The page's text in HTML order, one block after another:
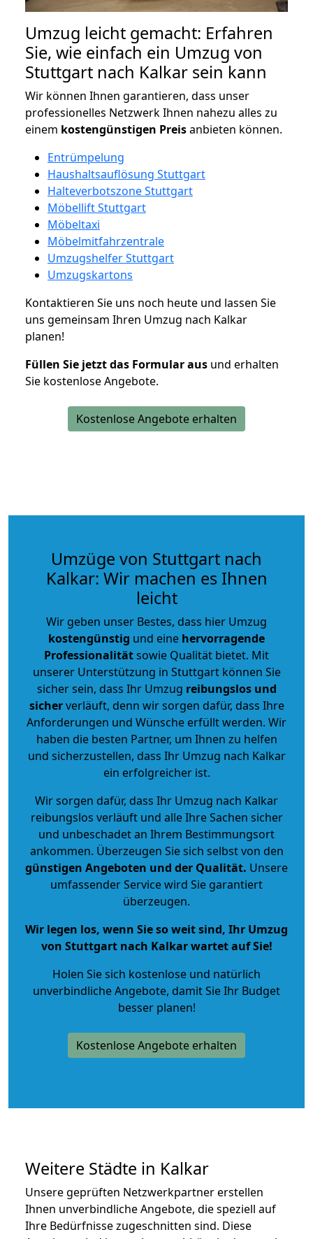
Umzug leicht gemacht: Erfahren
Sie, wie einfach ein Umzug von
Stuttgart nach Kalkar sein kann
Wir können Ihnen garantieren, dass unser
professionelles Netzwerk Ihnen nahezu alles zu
einem kostengünstigen Preisanbieten können.
Entrümpelung
Haushaltsauflösung Stuttgart
Halteverbotszone Stuttgart
Möbellift Stuttgart
Möbeltaxi
Möbelmitfahrzentrale
Umzugshelfer Stuttgart
Umzugskartons
Kontaktieren Sie uns noch heute und lassen Sie
uns gemeinsam Ihren Umzug nach Kalkar
planen!
Füllen Sie jetzt das Formular aus und erhalten
Sie kostenlose Angebote.
Kostenlose Angebote erhalten
Umzüge von Stuttgart nach
Kalkar: Wir machen es Ihnen
leicht
Wir geben unser Bestes, dass hier Umzug
kostengünstig und eine hervorragende
Professionalitätsowie Qualität bietet. Mit
unserer Unterstützung in Stuttgart können Sie
sicher sein, dass Ihr Umzug reibungslos und
sicherverläuft, denn wir sorgen dafür, dass Ihre
Anforderungen und Wünsche erfüllt werden. Wir
haben die besten Partner, um Ihnen zu helfen
und sicherzustellen, dass Ihr Umzug nach Kalkar
ein erfolgreicher ist.
Wir sorgen dafür, dass Ihr Umzug nach Kalkar
reibungslos verläuft und alle Ihre Sachen sicher
und unbeschadet an Ihrem Bestimmungsort
ankommen. Überzeugen Sie sich selbst von den
günstigen Angeboten und der Qualität. Unsere
umfassender Service wird Sie garantiert
überzeugen.
Wir legen los, wenn Sie so weit sind, Ihr Umzug
von Stuttgart nach Kalkar wartet auf Sie!
Holen Sie sich kostenlose und natürlich
unverbindliche Angebote, damit Sie Ihr Budget
besser planen!
Kostenlose Angebote erhalten
Weitere Städte in Kalkar
Unsere geprüften Netzwerkpartner erstellen
Ihnen unverbindliche Angebote, die speziell auf
Ihre Bedürfnisse zugeschnitten sind. Diese